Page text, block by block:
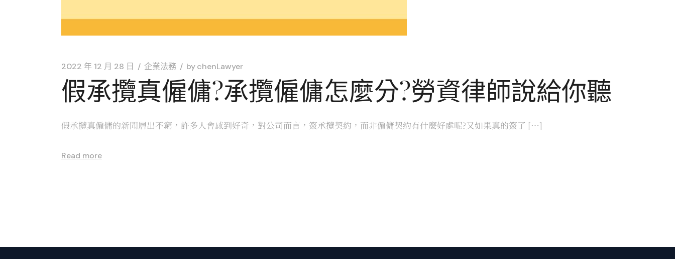
2022 年 12 月 28 日 企業法務 bychenLawyer
假承攬真僱傭?承攬僱傭怎麼分?勞資律師說給你聽
假承攬真僱傭的新聞層出不窮，許多人會感到好奇，對公司而言，簽承攬契約，而非僱傭契約有什麼好處呢?又如果真的簽了 […]
Read more